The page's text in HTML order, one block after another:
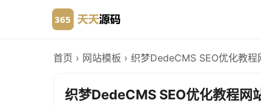
首页 › 网站模板 › 织梦DedeCMS SEO优化教
织梦DedeCMS SEO优化教程网